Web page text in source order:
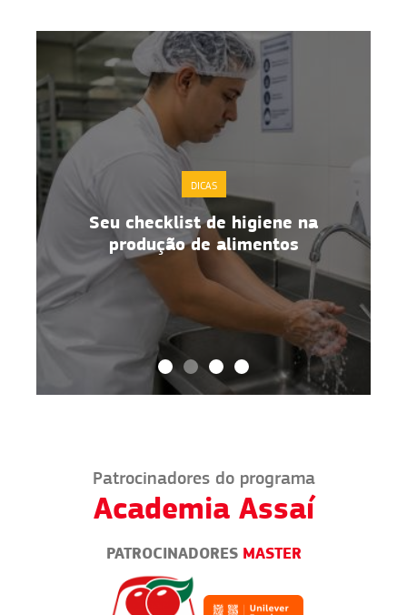
DICAS
Seu checklist de higiene na
produção de alimentos
Patrocinadores do programa
Academia Assaí
PATROCINADORES MASTER